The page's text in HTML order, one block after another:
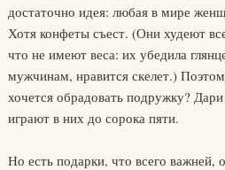
достаточно идея: любая в мире
Хотя конфеты съест. (Они худеют
что не имеют веса: их убедила
мужчинам, нравится скелет.)
хочется обрадовать подружку?
играют в них до сорока пяти.
Но есть подарки, что всего важней,